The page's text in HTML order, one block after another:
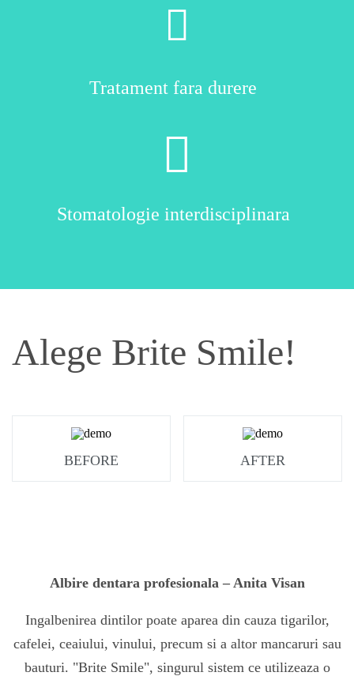
Tratament fara durere
Stomatologie interdisciplinara
Alege Brite Smile!
BEFORE AFTER
Albire dentara profesionala – Anita Visan
Ingalbenirea dintilor poate aparea din cauza tigarilor,
cafelei, ceaiului, vinului, precum si a altor mancaruri sau
bauturi. "Brite Smile", singurul sistem ce utilizeaza o